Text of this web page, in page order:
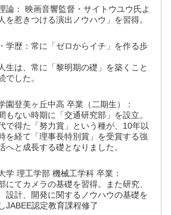
論： 映画音響監督・サイトウユウ氏よ
を惹きつける演出ノウハウ」を習得。
学歴：常に「ゼロからイチ」を作る歩
生は、常に「黎明期の礎」を築くこと
でした。
園登美ヶ丘中高 卒業（二期生）：
もない時期に「交通研究部」を設立。
で得た「努力賞」という種が、10年以
を経て「理事長特別賞」を受賞する強
へと成長する礎となりました。
学 理工学部 機械工学科 卒業：
にてカメラの基礎を習得。また研究、
設計、開発に関するノウハウの基礎を
JABEE認定教育課程修了